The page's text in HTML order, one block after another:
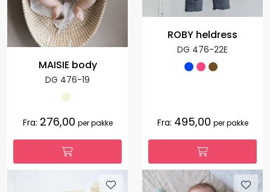
MAISIE body
DG 476-19
Fra: 276,00 per pakke
ROBY heldress
DG 476-22E
Fra: 495,00 per pakke